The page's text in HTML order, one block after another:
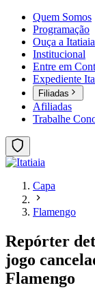
Quem Somos
Programação
Ouça a Itatiaia
Institucional
Entre em
Expediente
Filiadas
Afiliadas
Trabalhe
Capa
Flamengo
Repórter
jogo
Flamengo